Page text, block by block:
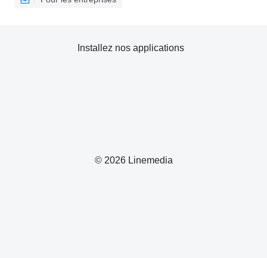
© 2026 Linemedia
Installez nos applications